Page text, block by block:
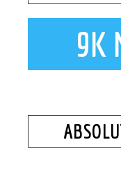
9K